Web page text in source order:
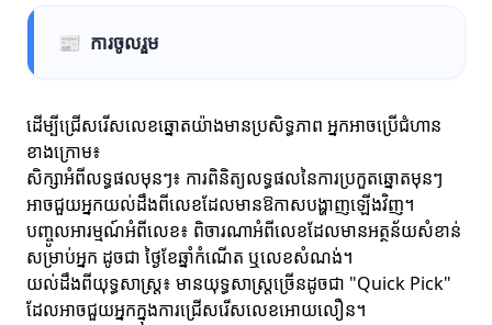
📰 ការចូលរួម
ដើម្បីជ្រើសរើសលេខឆ្នោតយ៉ាងមានប្រសិទ្ធភាព អ្នកអាចប្រើជំហាន
ខាងក្រោម៖
សិក្សាអំពីលទ្ធផលមុនៗ៖ ការពិនិត្យលទ្ធផលនៃការប្រកួតឆ្នោតមុនៗ
អាចជួយអ្នកយល់ដឹងពីលេខដែលមានឱកាសបង្ហាញឡើងវិញ។
បញ្ចូលអារម្មណ៍អំពីលេខ៖ ពិចារណាអំពីលេខដែលមានអត្ថន័យសំខាន់
សម្រាប់អ្នក ដូចជា ថ្ងៃខែឆ្នាំកំណើត ឬលេខសំណង់។
យល់ដឹងពីយុទ្ធសាស្ត្រ៖ មានយុទ្ធសាស្ត្រច្រើនដូចជា "Quick Pick"
ដែលអាចជួយអ្នកក្នុងការជ្រើសរើសលេខអោយលឿន។